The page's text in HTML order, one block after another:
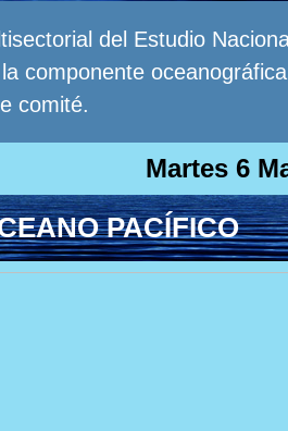
del Estudio
componente
comité.
Martes 6
PACÍFICO